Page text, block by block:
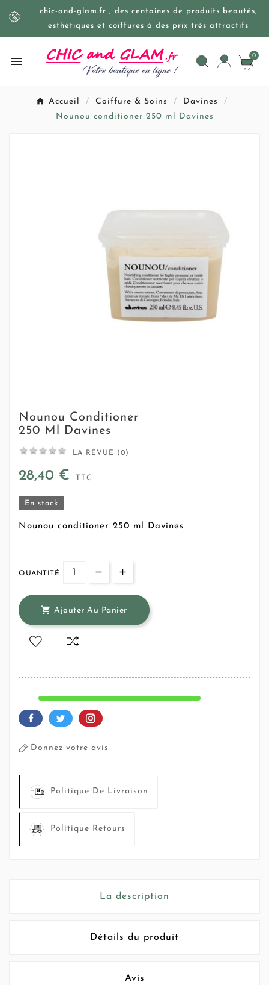
chic-and-glam.fr , des centaines de produits beautés,
esthétiques et coiffures à des prix très attractifs
 0
Accueil Coiffure & Soins
Davines
Nounou conditioner 250 ml Davines
Nounou Conditioner
250 Ml Davines
     LA REVUE (0)
28,40 € TTC
En stock
Nounou conditioner 250 ml Davines
QUANTITÉ
 Ajouter Au Panier
Donnez votre avis
Politique De Livraison
Politique Retours
La description
Détails du produit
Avis